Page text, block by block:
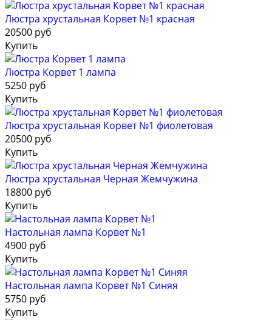
Люстра хрустальная Корвет №1 красная
20500 руб
Купить
Люстра Корвет 1 лампа
5250 руб
Купить
Люстра хрустальная Корвет №1 фиолетовая
20500 руб
Купить
Люстра хрустальная Черная Жемчужина
18800 руб
Купить
Настольная лампа Корвет №1
4900 руб
Купить
Настольная лампа Корвет №1 Синяя
5750 руб
Купить